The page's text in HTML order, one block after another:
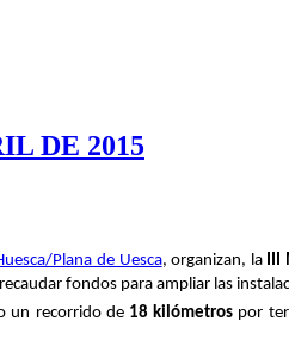
DE 2015
Plana de Uesca, organizan, la III
fondos para ampliar las
un recorrido de 18 kilómetros por